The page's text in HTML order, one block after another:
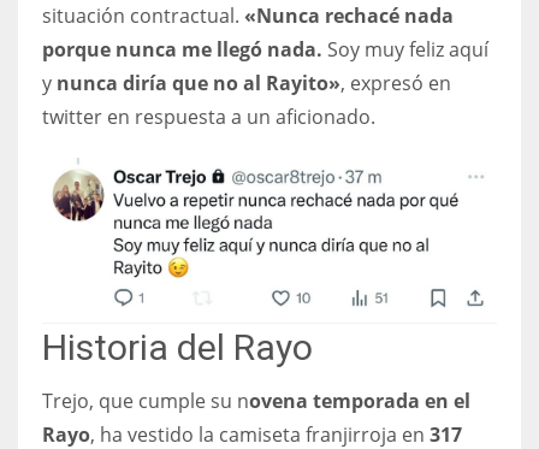
PIT
NE
16
19
24
situación contractual. «Nunca rechacé nada
porque nunca me llegó nada. Soy muy feliz aquí
y nunca diría que no al Rayito», expresó en
twitter en respuesta a un aficionado.
Historia del Rayo
Trejo, que cumple su novena temporada en el
Rayo, ha vestido la camiseta franjirroja en 317